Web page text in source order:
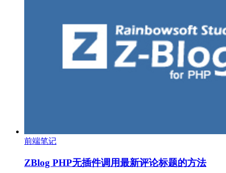
前端笔记
ZBlog PHP无插件调用最新评论标题的方法